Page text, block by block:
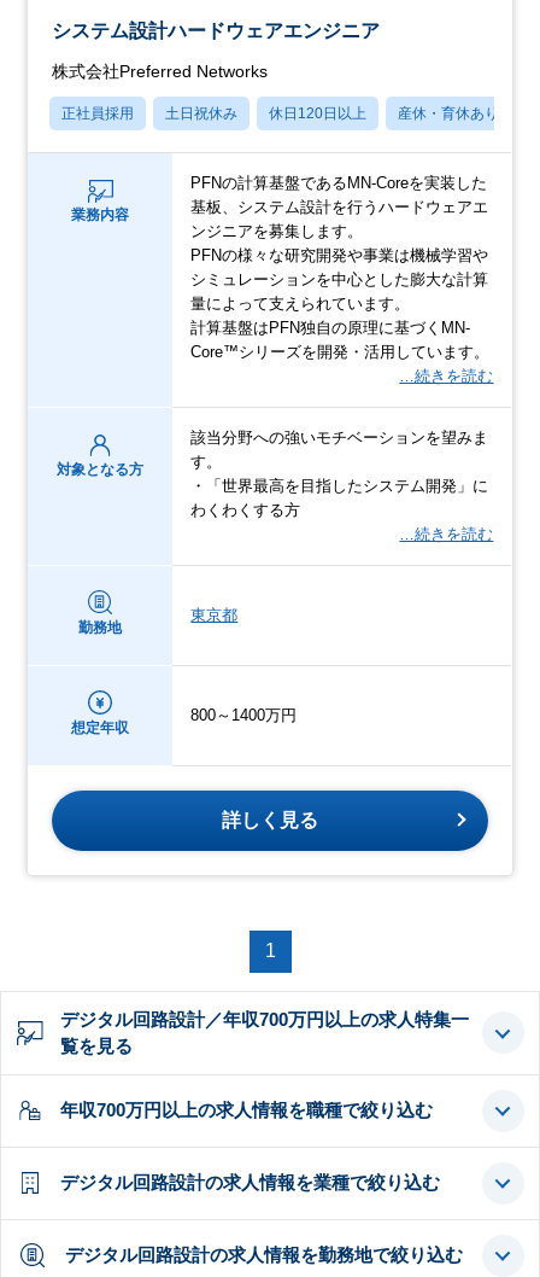
システム設計ハードウェアエンジニア
株式会社Preferred Networks
正社員採用 土日祝休み 休日120日以上 産休・育休あり
業務内容
PFNの計算基盤であるMN-Coreを実装した
基板、システム設計を行うハードウェアエ
ンジニアを募集します。
PFNの様々な研究開発や事業は機械学習や
シミュレーションを中心とした膨大な計算
量によって支えられています。
計算基盤はPFN独自の原理に基づくMN-
Core™シリーズを開発・活用しています。
…続きを読む
対象となる方
該当分野への強いモチベーションを望みま
す。
・「世界最高を目指したシステム開発」に
わくわくする方
…続きを読む
勤務地
東京都
想定年収
800～1400万円
詳しく見る
1
デジタル回路設計／年収700万円以上の求人特集一
覧を見る
年収700万円以上の求人情報を職種で絞り込む
デジタル回路設計の求人情報を業種で絞り込む
デジタル回路設計の求人情報を勤務地で絞り込む